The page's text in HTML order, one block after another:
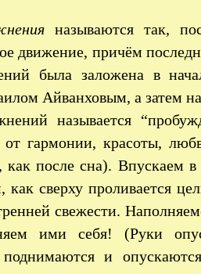
называются так,
движение, причём
была заложена в
Айванховым, а затем
называется
от гармонии, красоты,
как после сна). Впускаем
сверху проливается
свежести.
ими себя! (Руки
и